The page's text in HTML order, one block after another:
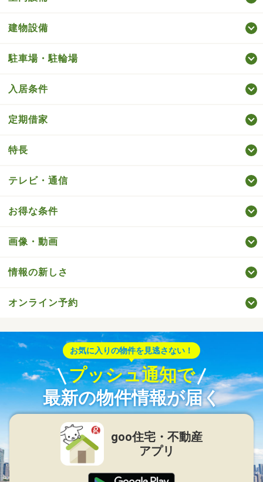
建物設備
駐車場・駐輪場
入居条件
定期借家
特長
テレビ・通信
お得な条件
画像・動画
情報の新しさ
オンライン予約
お気に入りの物件を見逃さない！
プッシュ通知で
最新の物件情報が届く
goo住宅・不動産
アプリ